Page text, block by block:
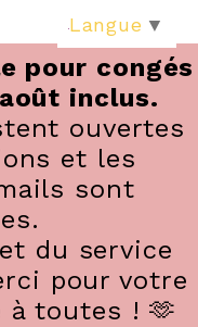
pour congés
inclus.
ouvertes
et les
sont
du service
pour votre
à toutes ! 🫶
Langue ▼